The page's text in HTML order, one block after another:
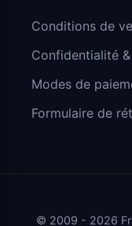
Conditions de
Confidentialité
Modes de
Formulaire de
© 2009 - 2026